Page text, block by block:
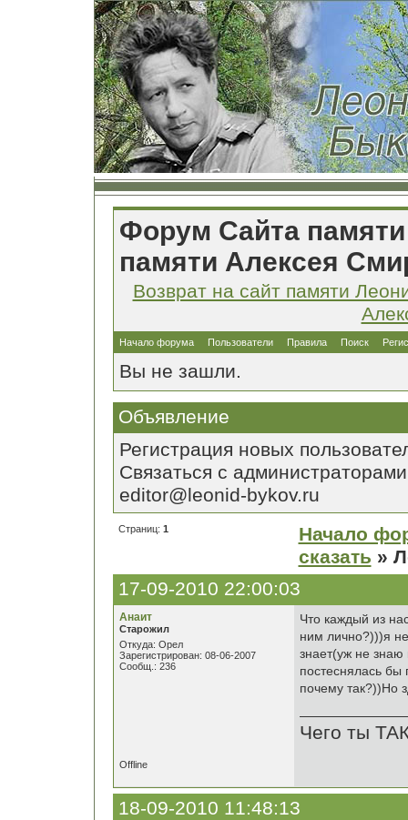
Форум Сайта
памяти Алексея
Возврат на сайт памяти
Начало форума Пользователи Правила Поиск
Вы не зашли.
Объявление
Регистрация новых
Связаться с
editor@leonid-bykov.ru
Страниц: 1
Начало
сказать »
17-09-2010 22:00:03
Анаит
Старожил
Откуда: Орел
Зарегистрирован: 08-06-2007
Сообщ.: 236
Что каждый из
ним лично?)))я
знает(уж не
постеснялась бы
почему так?))Но
Чего ты
Offline
18-09-2010 11:48:13